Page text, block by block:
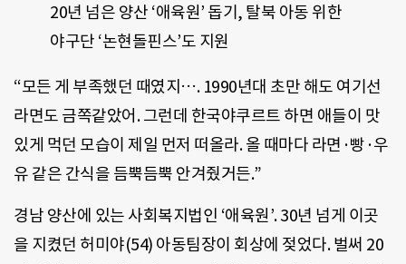
20년 넘은 양산 ‘애육원’ 돕기, 탈북 아동 위한
야구단 ‘논현돌핀스’도 지원
“모든 게 부족했던 때였지…. 1990년대 초만 해도 여기선
라면도 금쪽같았어. 그런데 한국야쿠르트 하면 애들이 맛
있게 먹던 모습이 제일 먼저 떠올라. 올 때마다 라면·빵·우
유 같은 간식을 듬뿍듬뿍 안겨줬거든.”
경남 양산에 있는 사회복지법인 ‘애육원’. 30년 넘게 이곳
을 지켰던 허미야(54) 아동팀장이 회상에 젖었다. 벌써 20